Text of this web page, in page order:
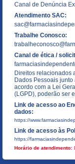
Canal de Denúncia
Atendimento SAC:
Trabalhe Conosco:
Canal de ética /
Direitos relacionados
Dados Pessoais
acordo com a Lei
(LGPD), poderão ser
Link de acesso ao
dados:
https://
Link de acesso às
https://
Horário de atendimento: